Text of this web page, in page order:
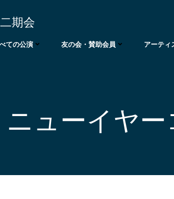
期会
ての公演 友の会・賛助会員 アーティ
ニューイヤ